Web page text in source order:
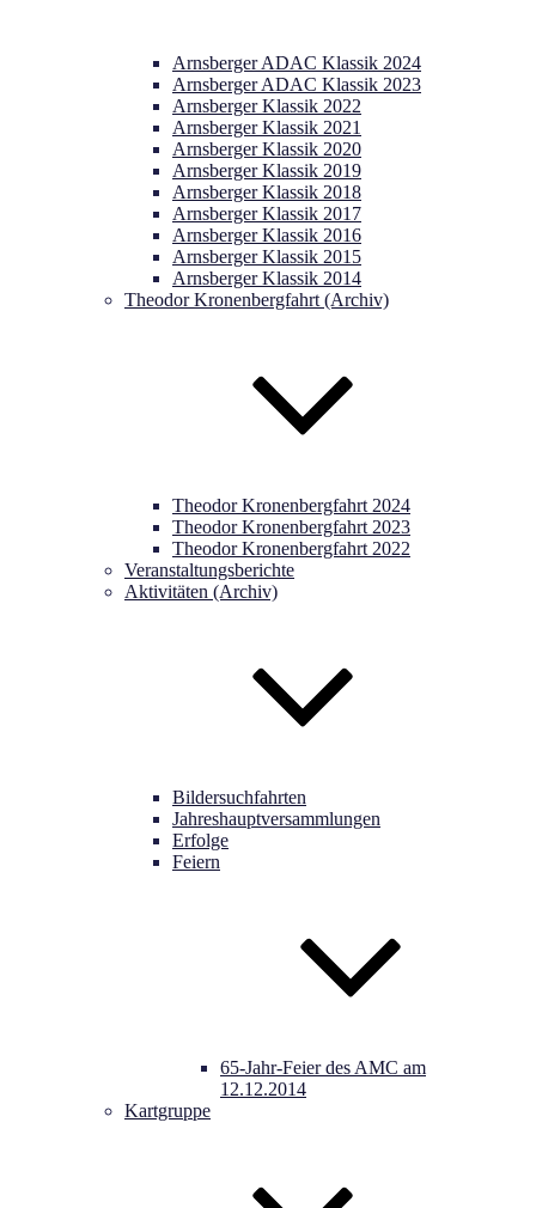
Arnsberger ADAC Klassik 2024
Arnsberger ADAC Klassik 2023
Arnsberger Klassik 2022
Arnsberger Klassik 2021
Arnsberger Klassik 2020
Arnsberger Klassik 2019
Arnsberger Klassik 2018
Arnsberger Klassik 2017
Arnsberger Klassik 2016
Arnsberger Klassik 2015
Arnsberger Klassik 2014
Theodor Kronenbergfahrt (Archiv)
Theodor Kronenbergfahrt 2024
Theodor Kronenbergfahrt 2023
Theodor Kronenbergfahrt 2022
Veranstaltungsberichte
Aktivitäten (Archiv)
Bildersuchfahrten
Jahreshauptversammlungen
Erfolge
Feiern
65-Jahr-Feier des AMC am
12.12.2014
Kartgruppe